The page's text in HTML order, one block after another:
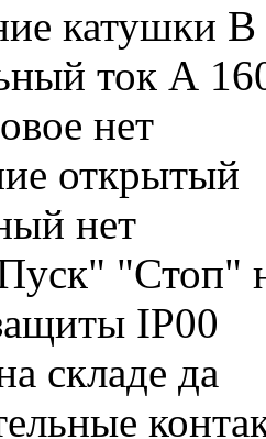
катушки В
ток А
нет
открытый
нет
"Стоп"
IP00
складе да